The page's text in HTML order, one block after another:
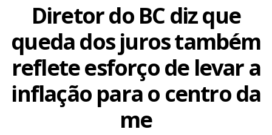
Diretor do BC diz que
queda dos juros também
reflete esforço de levar a
inflação para o centro da
me